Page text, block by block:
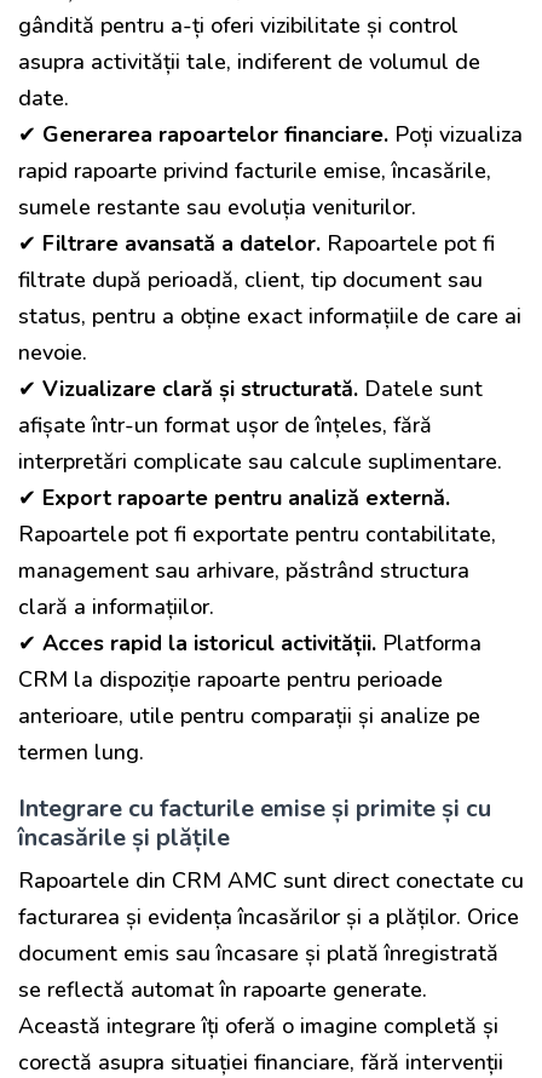
gândită pentru a-ți oferi vizibilitate și control
asupra activității tale, indiferent de volumul de
date.
✔ Generarea rapoartelor financiare. Poți vizualiza
rapid rapoarte privind facturile emise, încasările,
sumele restante sau evoluția veniturilor.
✔ Filtrare avansată a datelor. Rapoartele pot fi
filtrate după perioadă, client, tip document sau
status, pentru a obține exact informațiile de care ai
nevoie.
✔ Vizualizare clară și structurată. Datele sunt
afișate într-un format ușor de înțeles, fără
interpretări complicate sau calcule suplimentare.
✔ Export rapoarte pentru analiză externă.
Rapoartele pot fi exportate pentru contabilitate,
management sau arhivare, păstrând structura
clară a informațiilor.
✔ Acces rapid la istoricul activității. Platforma
CRM la dispoziție rapoarte pentru perioade
anterioare, utile pentru comparații și analize pe
termen lung.
Integrare cu facturile emise și primite și cu
încasările și plățile
Rapoartele din CRM AMC sunt direct conectate cu
facturarea și evidența încasărilor și a plăților. Orice
document emis sau încasare și plată înregistrată
se reflectă automat în rapoarte generate.
Această integrare îți oferă o imagine completă și
corectă asupra situației financiare, fără intervenții